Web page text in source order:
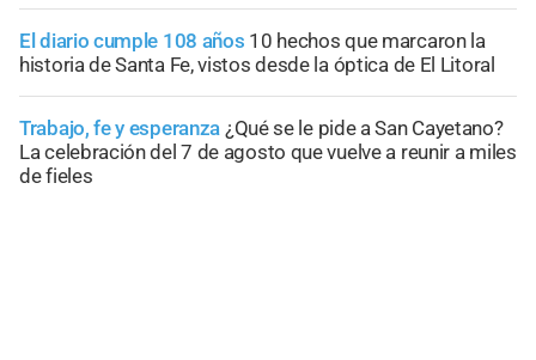
El diario cumple 108 años 10 hechos que marcaron la
historia de Santa Fe, vistos desde la óptica de El Litoral
Trabajo, fe y esperanza ¿Qué se le pide a San Cayetano?
La celebración del 7 de agosto que vuelve a reunir a miles
de fieles